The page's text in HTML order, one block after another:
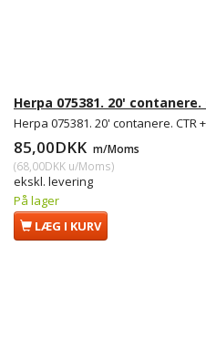
Herpa 075381. 20' contanere.
Herpa 075381. 20' contanere. CTR
85,00DKK m/Moms
(68,00DKK u/Moms)
ekskl. levering
På lager
LÆG I KURV